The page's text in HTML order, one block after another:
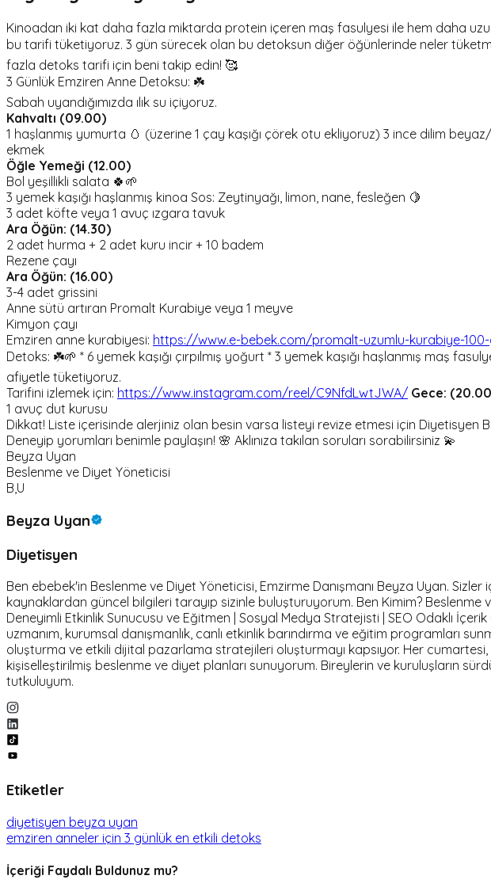
Kinoadan iki kat daha fazla miktarda protein içeren maş fasulyesi ile hem daha
bu tarifi tüketiyoruz. 3 gün sürecek olan bu detoksun diğer öğünlerinde neler
fazla detoks tarifi için beni takip edin! 🥰
3 Günlük Emziren Anne Detoksu: ☘️
Sabah uyandığımızda ılık su içiyoruz.
Kahvaltı (09.00)
1 haşlanmış yumurta 🥚 (üzerine 1 çay kaşığı çörek otu ekliyoruz) 3 ince dilim
ekmek
Öğle Yemeği (12.00)
Bol yeşillikli salata 🍀🌱
3 yemek kaşığı haşlanmış kinoa Sos: Zeytinyağı, limon, nane, fesleğen 🍋
3 adet köfte veya 1 avuç ızgara tavuk
Ara Öğün: (14.30)
2 adet hurma + 2 adet kuru incir + 10 badem
Rezene çayı
Ara Öğün: (16.00)
3-4 adet grissini
Anne sütü artıran Promalt Kurabiye veya 1 meyve
Kimyon çayı
Emziren anne kurabiyesi: https://www.e-bebek.com/promalt-uzumlu-kurabiye-
Detoks: ☘️🌱 * 6 yemek kaşığı çırpılmış yoğurt * 3 yemek kaşığı haşlanmış maş
afiyetle tüketiyoruz.
Tarifini izlemek için: https://www.instagram.com/reel/C9NfdLwtJWA/ Gece:
1 avuç dut kurusu
Dikkat! Liste içerisinde alerjiniz olan besin varsa listeyi revize etmesi için
Deneyip yorumları benimle paylaşın! 🌸 Aklınıza takılan soruları sorabilirsiniz 💫
Beyza Uyan
Beslenme ve Diyet Yöneticisi
B,U
Beyza Uyan
Diyetisyen
Ben ebebek'in Beslenme ve Diyet Yöneticisi, Emzirme Danışmanı Beyza Uyan.
kaynaklardan güncel bilgileri tarayıp sizinle buluşturuyorum. Ben Kimim? Beslenme
Deneyimli Etkinlik Sunucusu ve Eğitmen | Sosyal Medya Stratejisti | SEO Odaklı
uzmanım, kurumsal danışmanlık, canlı etkinlik barındırma ve eğitim programları
oluşturma ve etkili dijital pazarlama stratejileri oluşturmayı kapsıyor. Her
kişiselleştirilmiş beslenme ve diyet planları sunuyorum. Bireylerin ve kuruluşların
tutkuluyum.
Etiketler
diyetisyen beyza uyan
emziren anneler için 3 günlük en etkili detoks
İçeriği Faydalı Buldunuz mu?